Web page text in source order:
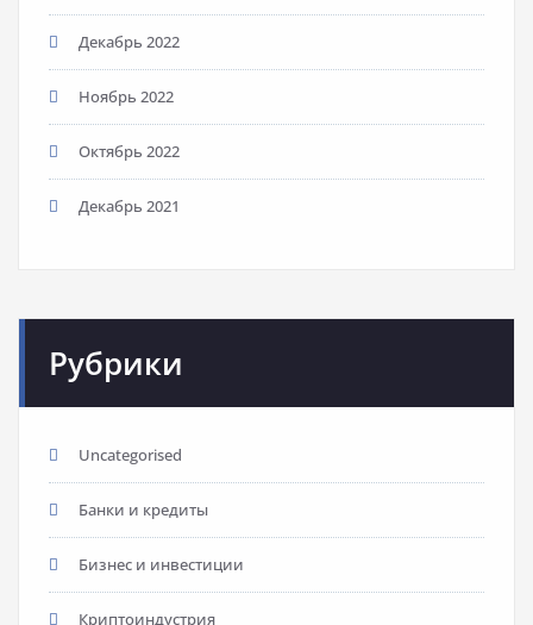
Декабрь 2022
Ноябрь 2022
Октябрь 2022
Декабрь 2021
Рубрики
Uncategorised
Банки и кредиты
Бизнес и инвестиции
Криптоиндустрия